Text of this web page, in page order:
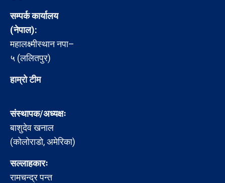
सम्पर्क कार्यालय
(नेपाल):
महालक्ष्मीस्थान नपा–
५ (ललितपुर)
हाम्रो टीम
संस्थापक/अध्यक्षः
बाशुदेव खनाल
(कोलोराडो, अमेरिका)
सल्लाहकारः
रामचन्द्र पन्त